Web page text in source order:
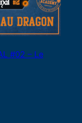
#02 – Le